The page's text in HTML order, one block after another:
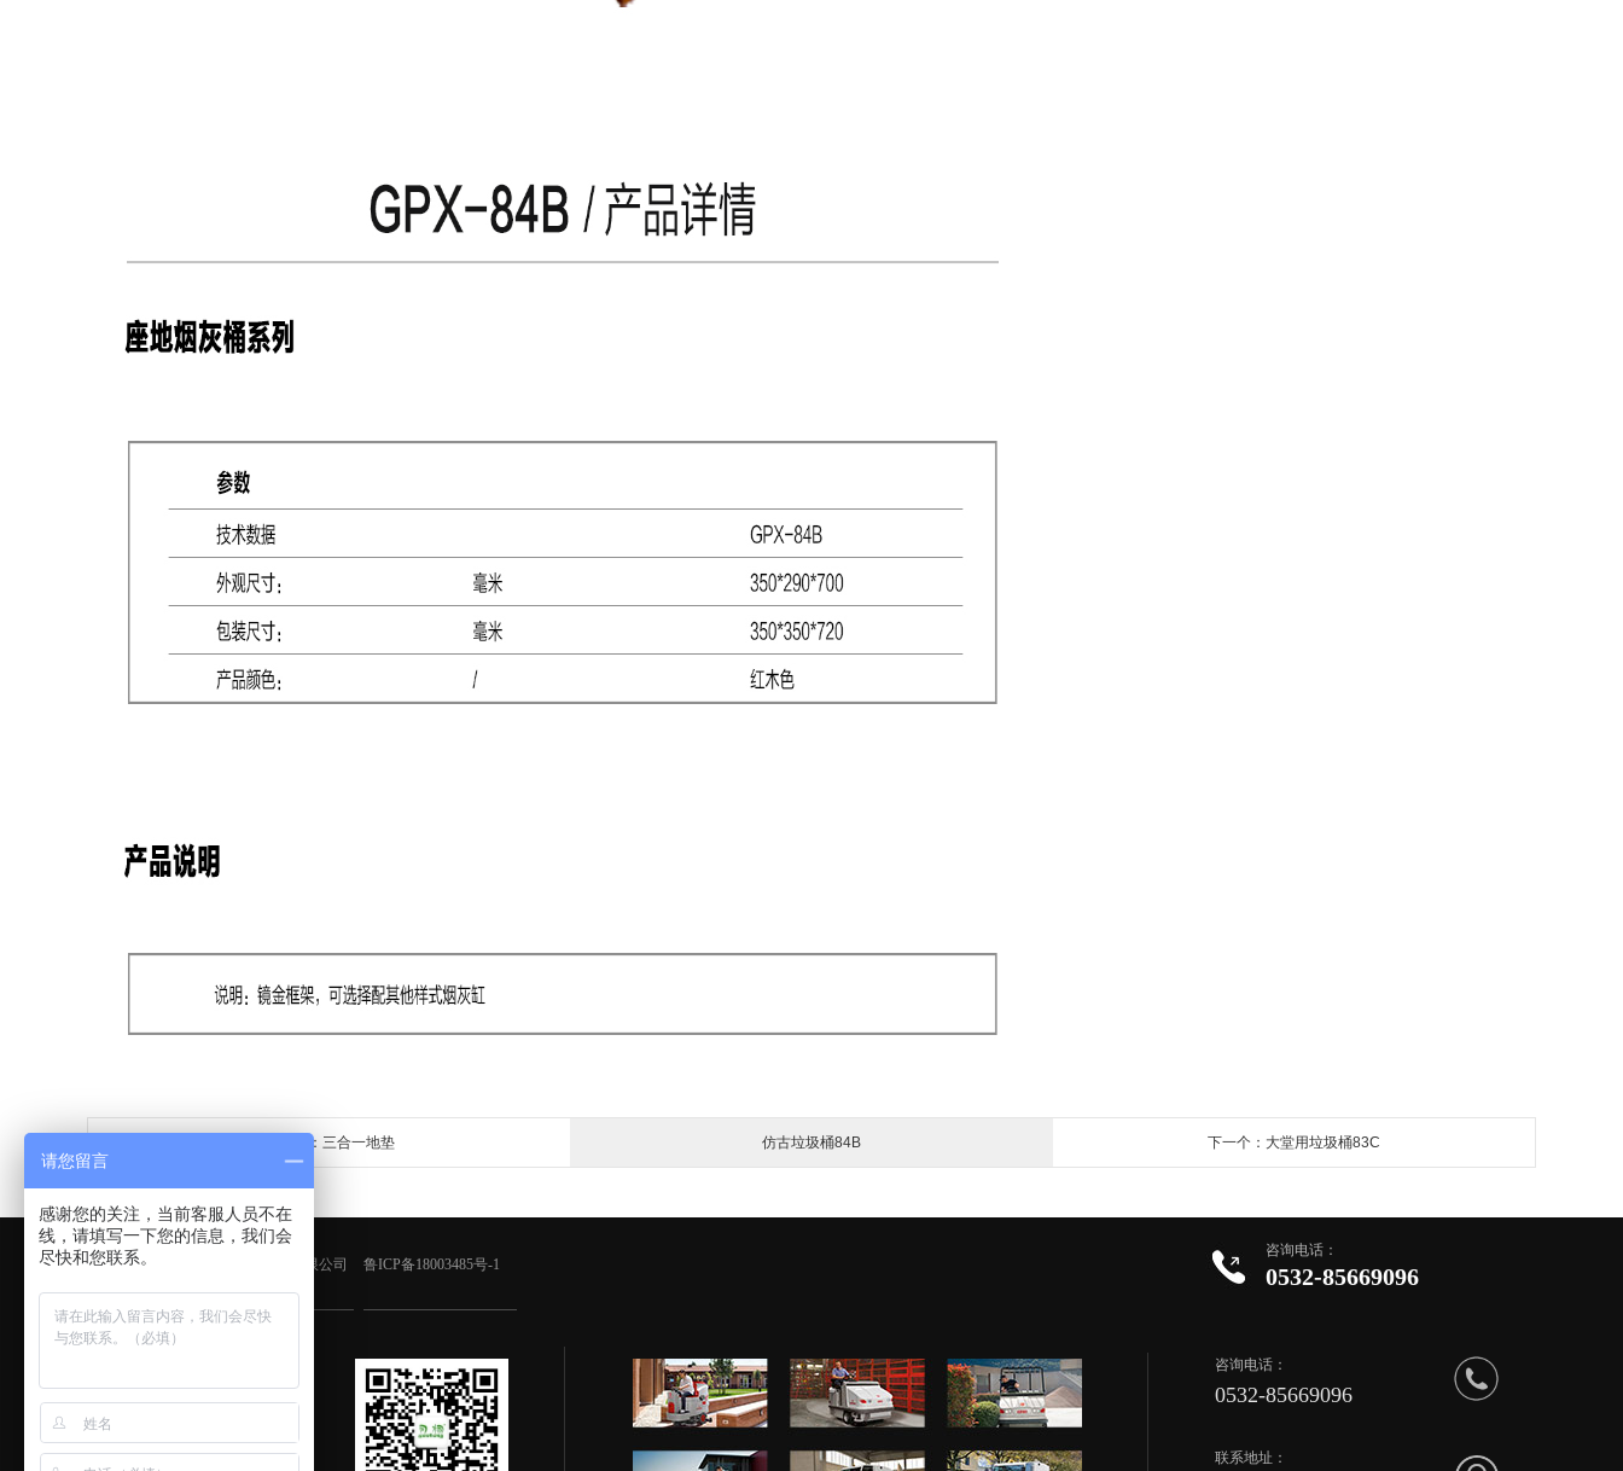
上一个：三合一地垫 仿古垃圾桶84B 下一个：大堂用垃圾桶83C
咨询电话：
版权所有：青岛鑫金邦清洁设备有限公司
0532-85669096
联系地址：
咨询电话：
0532-85669096
鲁ICP备18003485号-1
请您留言
感谢您的关注，当前客服人员不在
线，请填写一下您的信息，我们会
尽快和您联系。